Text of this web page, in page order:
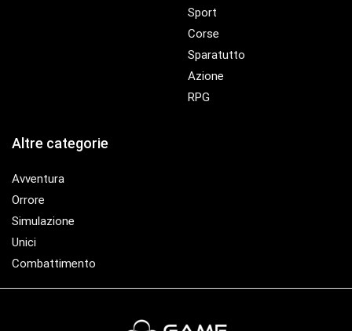
Sport
Corse
Sparatutto
Azione
RPG
Altre categorie
Avventura
Orrore
Simulazione
Unici
Combattimento